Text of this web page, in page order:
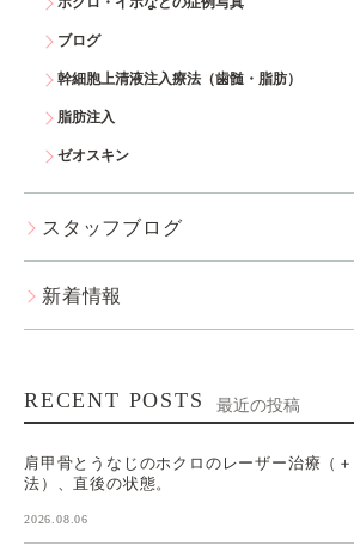
ブログ
幹細胞上清液注入療法（歯髄・脂肪）
脂肪注入
ゼオスキン
スタッフブログ
新着情報
RECENT POSTS 最近の投稿
肩甲骨とうなじのホクロのレーザー治療（
法）、直後の状態。
2026.08.06